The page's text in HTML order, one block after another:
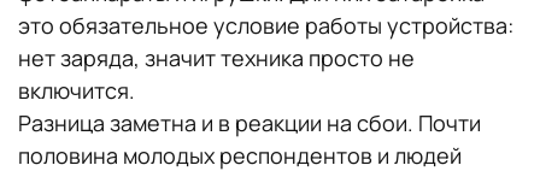
это обязательное условие работы устройства:
нет заряда, значит техника просто не
включится.
Разница заметна и в реакции на сбои. Почти
половина молодых респондентов и людей